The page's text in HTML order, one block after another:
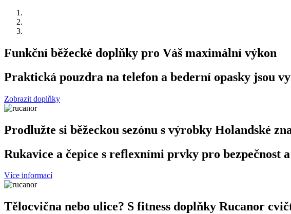
Funkční běžecké doplňky pro Váš maximální výkon
Praktická pouzdra na telefon a bederní opasky jsou
Zobrazit doplňky
Prodlužte si běžeckou sezónu s výrobky Holandské
Rukavice a čepice s reflexními prvky pro bezpečnost
Více informací
Tělocvična nebo ulice? S fitness doplňky Rucanor